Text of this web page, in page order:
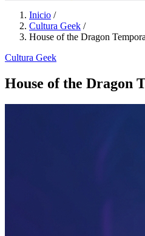
Inicio /
Cultura Geek /
House of the Dragon
Cultura Geek
House of the Dragon